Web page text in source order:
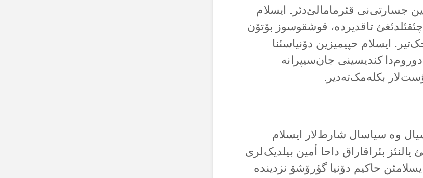
جسارتی‌نی قئرمامالئ‌دئر. ایسلام
تاقدیردە، قوشقوسوز بۆتۆن
ایسلام حپیمیزین دۆنیاسئنا
کندیسینی جان‌سیپرانە
بکلەمک‌تەدیر.
وە سیاسال شارط‌لار ایسلام
بئراقاراق داحا أمین بیلدیک‌لری
ایسلامئن حاکیم دۆنیا گؤرۆشۆ نزدیندە